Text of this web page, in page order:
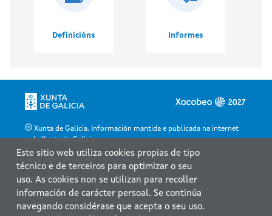
Definicións Informes
Xunta de Galicia. Información mantida e publicada na internet
pola Xunta de Galicia
Accesibilidade
Aviso legal
Atendémolo/a
Este sitio web utiliza cookies propias de tipo
técnico e de terceiros para optimizar o seu
uso. As cookies non se utilizan para recoller
información de carácter persoal. Se continúa
navegando considérase que acepta o seu uso.